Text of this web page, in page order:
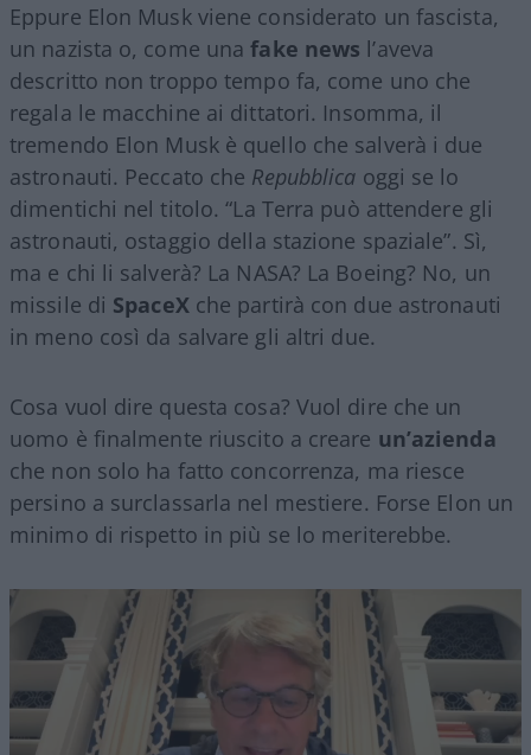
Eppure Elon Musk viene considerato un fascista,
un nazista o, come unafake news l’aveva
descritto non troppo tempo fa, come uno che
regala le macchine ai dittatori. Insomma, il
tremendo Elon Musk è quello che salverà i due
astronauti. Peccato che Repubblica oggi se lo
dimentichi nel titolo. “La Terra può attendere gli
astronauti, ostaggio della stazione spaziale”. Sì,
ma e chi li salverà? La NASA? La Boeing? No, un
missile di SpaceX che partirà con due astronauti
in meno così da salvare gli altri due.
Cosa vuol dire questa cosa? Vuol dire che un
uomo è finalmente riuscito a creare un’azienda
che non solo ha fatto concorrenza, ma riesce
persino a surclassarla nel mestiere. Forse Elon un
minimo di rispetto in più se lo meriterebbe.
Video